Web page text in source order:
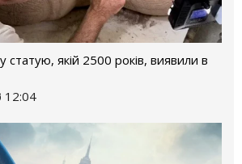
якій 2500 років, виявили в
12:04